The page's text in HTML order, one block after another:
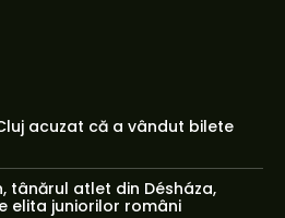
acuzat că a vândut bilete
tânărul atlet din Désháza,
elita juniorilor români